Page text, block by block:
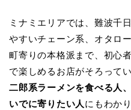
ミナミエリアでは、難波千
やすいチェーン系、オタロ
町寄りの本格派まで、初心
で楽しめるお店がそろって
二郎系ラーメンを食べる人
いでに寄りたい人 にもわか